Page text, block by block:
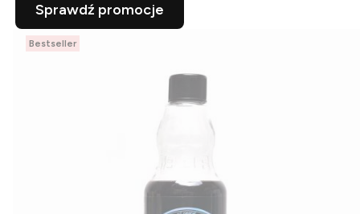
Sprawdź promocje
Bestseller